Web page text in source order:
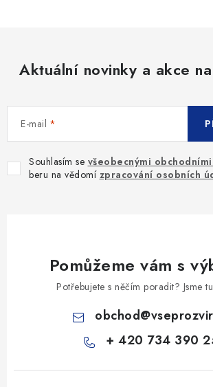
Aktuální novinky a akce
E-mail
Souhlasím se všeobecnými
beru na vědomí zpracování osobních
Pomůžeme vám s
Potřebujete s něčím poradit? Jsme
obchod@
+ 420 734 390